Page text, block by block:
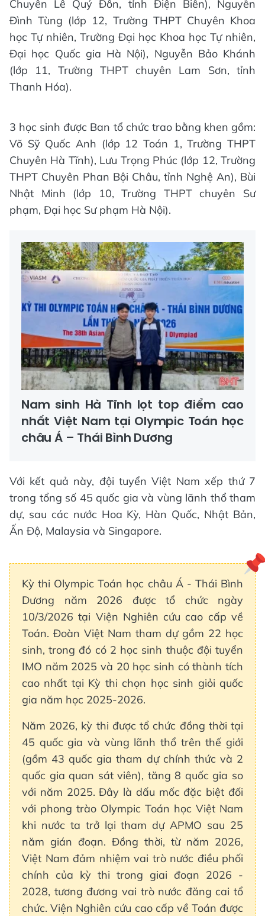
Chuyên Lê Quý Đôn, tỉnh Điện Biên), Nguyễn
Đình Tùng (lớp 12, Trường THPT Chuyên Khoa
học Tự nhiên, Trường Đại học Khoa học Tự nhiên,
Đại học Quốc gia Hà Nội), Nguyễn Bảo Khánh
(lớp 11, Trường THPT chuyên Lam Sơn, tỉnh
Thanh Hóa).
3 học sinh được Ban tổ chức trao bằng khen gồm:
Võ Sỹ Quốc Anh (lớp 12 Toán 1, Trường THPT
Chuyên Hà Tĩnh), Lưu Trọng Phúc (lớp 12, Trường
THPT Chuyên Phan Bội Châu, tỉnh Nghệ An), Bùi
Nhật Minh (lớp 10, Trường THPT chuyên Sư
phạm, Đại học Sư phạm Hà Nội).
Nam sinh Hà Tĩnh lọt top điểm cao
nhất Việt Nam tại Olympic Toán học
châu Á – Thái Bình Dương
Với kết quả này, đội tuyển Việt Nam xếp thứ 7
trong tổng số 45 quốc gia và vùng lãnh thổ tham
dự, sau các nước Hoa Kỳ, Hàn Quốc, Nhật Bản,
Ấn Độ, Malaysia và Singapore.
Kỳ thi Olympic Toán học châu Á - Thái Bình
Dương năm 2026 được tổ chức ngày
10/3/2026 tại Viện Nghiên cứu cao cấp về
Toán. Đoàn Việt Nam tham dự gồm 22 học
sinh, trong đó có 2 học sinh thuộc đội tuyển
IMO năm 2025 và 20 học sinh có thành tích
cao nhất tại Kỳ thi chọn học sinh giỏi quốc
gia năm học 2025-2026.
Năm 2026, kỳ thi được tổ chức đồng thời tại
45 quốc gia và vùng lãnh thổ trên thế giới
(gồm 43 quốc gia tham dự chính thức và 2
quốc gia quan sát viên), tăng 8 quốc gia so
với năm 2025. Đây là dấu mốc đặc biệt đối
với phong trào Olympic Toán học Việt Nam
khi nước ta trở lại tham dự APMO sau 25
năm gián đoạn. Đồng thời, từ năm 2026,
Việt Nam đảm nhiệm vai trò nước điều phối
chính của kỳ thi trong giai đoạn 2026 -
2028, tương đương vai trò nước đăng cai tổ
chức. Viện Nghiên cứu cao cấp về Toán được